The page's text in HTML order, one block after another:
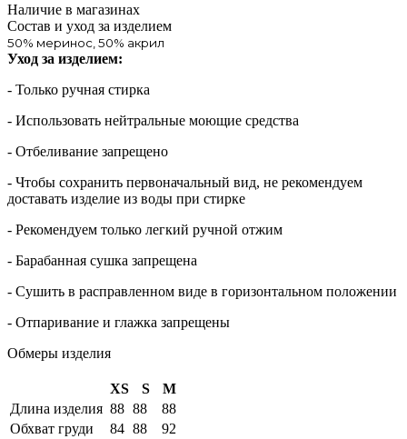
Наличие в магазинах
Состав и уход за изделием
50% меринос, 50% акрил
Уход за изделием:
- Только ручная стирка
- Использовать нейтральные моющие средства
- Отбеливание запрещено
- Чтобы сохранить первоначальный вид, не рекомендуем
доставать изделие из воды при стирке
- Рекомендуем только легкий ручной отжим
- Барабанная сушка запрещена
- Сушить в расправленном виде в горизонтальном положении
- Отпаривание и глажка запрещены
Обмеры изделия
XS S
M
Длина изделия 88 88
88
Обхват груди
84 88
92